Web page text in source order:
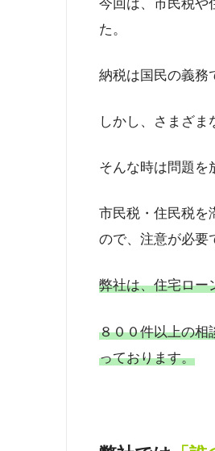
今回は、市民税や
た。
納税は国民の義務
しかし、さまざま
そんな時は問題を
市民税・住民税を
ので、注意が必要
弊社は、住宅ロー
８００件以上の相
っております。